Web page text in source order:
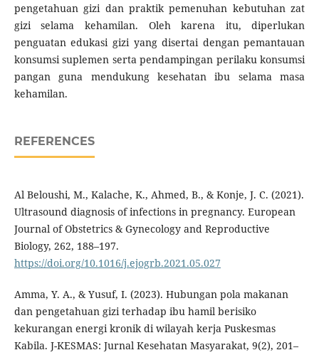
pengetahuan gizi dan praktik pemenuhan kebutuhan zat
gizi selama kehamilan. Oleh karena itu, diperlukan
penguatan edukasi gizi yang disertai dengan pemantauan
konsumsi suplemen serta pendampingan perilaku konsumsi
pangan guna mendukung kesehatan ibu selama masa
kehamilan.
REFERENCES
Al Beloushi, M., Kalache, K., Ahmed, B., & Konje, J. C. (2021).
Ultrasound diagnosis of infections in pregnancy. European
Journal of Obstetrics & Gynecology and Reproductive
Biology, 262, 188–197.
https://doi.org/10.1016/j.ejogrb.2021.05.027
Amma, Y. A., & Yusuf, I. (2023). Hubungan pola makanan
dan pengetahuan gizi terhadap ibu hamil berisiko
kekurangan energi kronik di wilayah kerja Puskesmas
Kabila. J-KESMAS: Jurnal Kesehatan Masyarakat, 9(2), 201–